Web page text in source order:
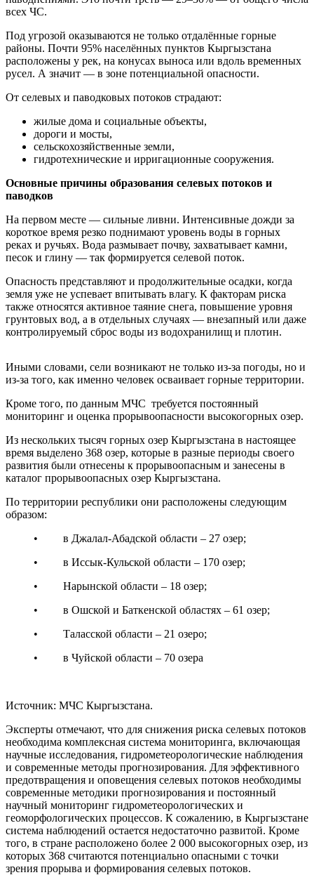
всех ЧС.
Под угрозой оказываются не только отдалённые горные
районы. Почти 95% населённых пунктов Кыргызстана
расположены у рек, на конусах выноса или вдоль временных
русел. А значит — в зоне потенциальной опасности.
От селевых и паводковых потоков страдают:
жилые дома и социальные объекты,
дороги и мосты,
сельскохозяйственные земли,
гидротехнические и ирригационные сооружения.
Основные причины образования селевых потоков и
паводков
На первом месте — сильные ливни. Интенсивные дожди за
короткое время резко поднимают уровень воды в горных
реках и ручьях. Вода размывает почву, захватывает камни,
песок и глину — так формируется селевой поток.
Опасность представляют и продолжительные осадки, когда
земля уже не успевает впитывать влагу. К факторам риска
также относятся активное таяние снега, повышение уровня
грунтовых вод, а в отдельных случаях — внезапный или даже
контролируемый сброс воды из водохранилищ и плотин.
Иными словами, сели возникают не только из-за погоды, но и
из-за того, как именно человек осваивает горные территории.
Кроме того, по данным МЧС требуется постоянный
мониторинг и оценка прорывоопасности высокогорных озер.
Из нескольких тысяч горных озер Кыргызстана в настоящее
время выделено 368 озер, которые в разные периоды своего
развития были отнесены к прорывоопасным и занесены в
каталог прорывоопасных озер Кыргызстана.
По территории республики они расположены следующим
образом:
• в Джалал-Абадской области – 27 озер;
• в Иссык-Кульской области – 170 озер;
• Нарынской области – 18 озер;
• в Ошской и Баткенской областях – 61 озер;
• Таласской области – 21 озеро;
• в Чуйской области – 70 озера
Источник: МЧС Кыргызстана.
Эксперты отмечают, что для снижения риска селевых потоков
необходима комплексная система мониторинга, включающая
научные исследования, гидрометеорологические наблюдения
и современные методы прогнозирования. Для эффективного
предотвращения и оповещения селевых потоков необходимы
современные методики прогнозирования и постоянный
научный мониторинг гидрометеорологических и
геоморфологических процессов. К сожалению, в Кыргызстане
система наблюдений остается недостаточно развитой. Кроме
того, в стране расположено более 2 000 высокогорных озер, из
которых 368 считаются потенциально опасными с точки
зрения прорыва и формирования селевых потоков.